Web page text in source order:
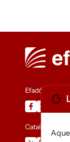
Efadós
Catalunya